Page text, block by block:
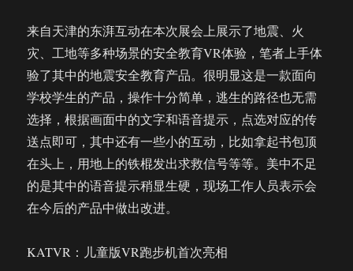
来自天津的东湃互动在本次展会上展示了地震、火
灾、工地等多种场景的安全教育VR体验，笔者上手体
验了其中的地震安全教育产品。很明显这是一款面向
学校学生的产品，操作十分简单，逃生的路径也无需
选择，根据画面中的文字和语音提示，点选对应的传
送点即可，其中还有一些小的互动，比如拿起书包顶
在头上，用地上的铁棍发出求救信号等等。美中不足
的是其中的语音提示稍显生硬，现场工作人员表示会
在今后的产品中做出改进。
KATVR：儿童版VR跑步机首次亮相